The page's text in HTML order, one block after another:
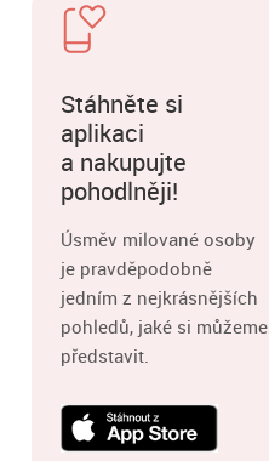
Stáhněte si
aplikaci
a nakupujte
pohodlněji!
Úsměv milované osoby
je pravděpodobně
jedním z nejkrásnějších
pohledů, jaké si můžeme
představit.